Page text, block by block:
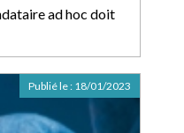
ad hoc doit
Publié le : 18/01/2023